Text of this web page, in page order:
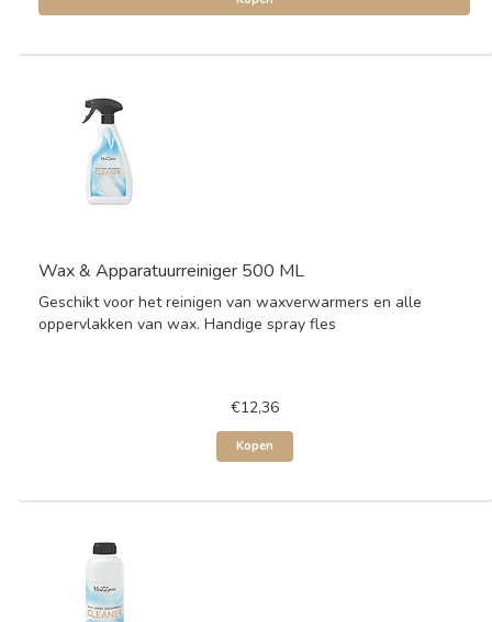
Wax & Apparatuurreiniger 500 ML
Geschikt voor het reinigen van waxverwarmers en alle
oppervlakken van wax. Handige spray fles
€12,36
Kopen